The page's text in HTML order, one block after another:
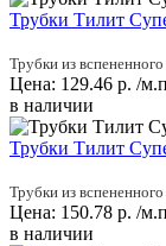
Трубки Тилит
Трубки из
Цена: 129.46 р. /
в наличии
Трубки Тилит
Трубки из
Цена: 150.78 р. /
в наличии